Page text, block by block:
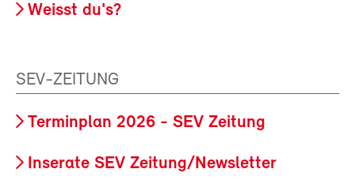
Weisst du's?
SEV-ZEITUNG
Terminplan 2026 - SEV Zeitung
Inserate SEV Zeitung/Newsletter